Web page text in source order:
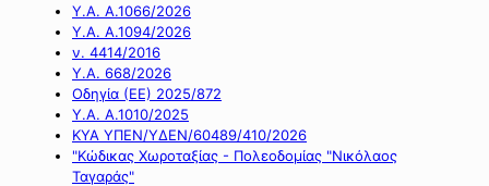
Υ.Α. Α.1066/2026
Υ.Α. Α.1094/2026
ν. 4414/2016
Y.A. 668/2026
Οδηγία (ΕΕ) 2025/872
Υ.Α. Α.1010/2025
ΚΥΑ ΥΠΕΝ/ΥΔΕΝ/60489/410/2026
"Κώδικας Χωροταξίας - Πολεοδομίας "Νικόλαος
Ταγαράς"